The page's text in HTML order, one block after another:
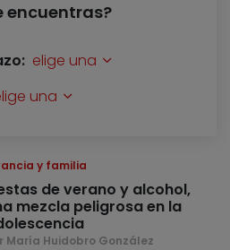
encuentras?
elige una
una
y familia
de verano y alcohol,
mezcla peligrosa en la
María Huidobro González